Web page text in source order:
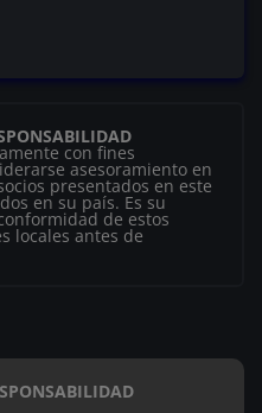
con fines
asesoramiento en
presentados en este
en su país. Es su
de estos
locales antes de